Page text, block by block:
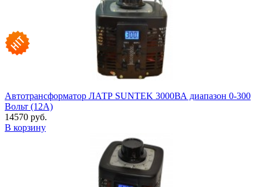
Автотрансформатор ЛАТР SUNTEK 3000ВА диапазон 0-300
Вольт (12А)
14570 руб.
В корзину